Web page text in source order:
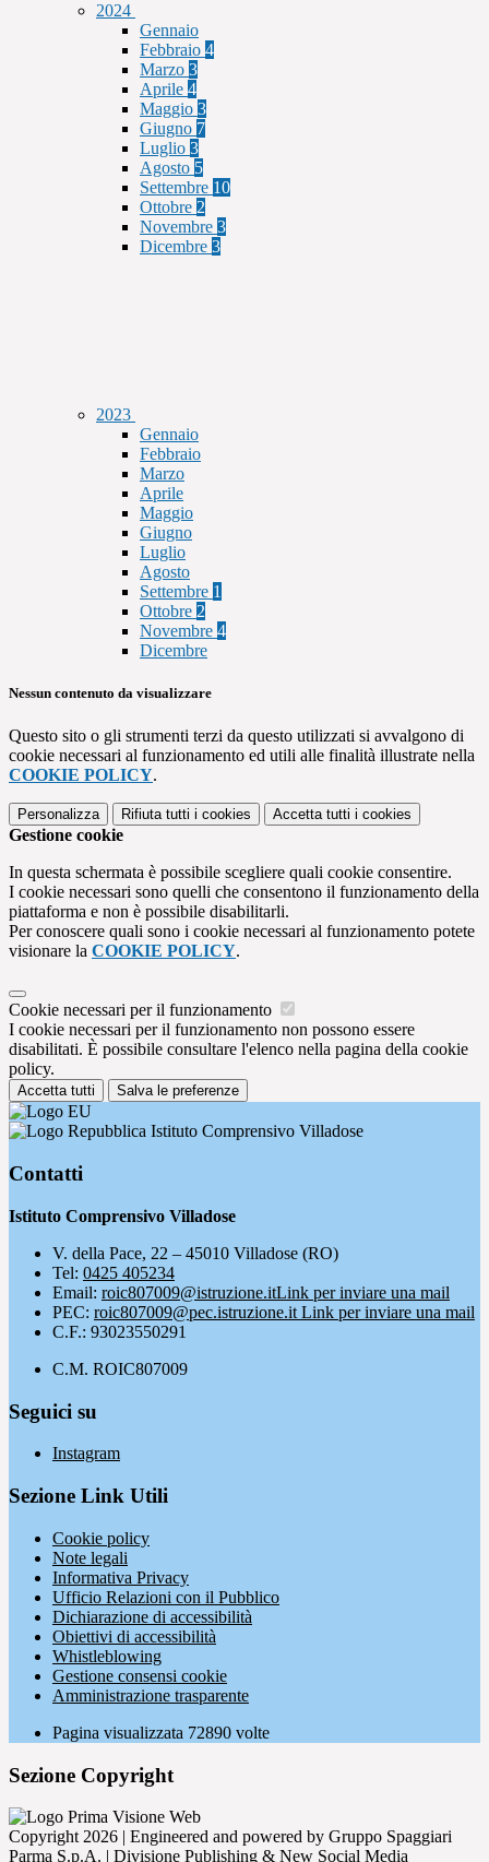
2024
Gennaio
Febbraio 4
Marzo 3
Aprile 4
Maggio 3
Giugno 7
Luglio 3
Agosto 5
Settembre 10
Ottobre 2
Novembre 3
Dicembre 3
2023
Gennaio
Febbraio
Marzo
Aprile
Maggio
Giugno
Luglio
Agosto
Settembre 1
Ottobre 2
Novembre 4
Dicembre
Nessun contenuto da visualizzare
Questo sito o gli strumenti terzi da questo utilizzati si avvalgono di
cookie necessari al funzionamento ed utili alle finalità illustrate nella
COOKIE POLICY.
Personalizza Rifiuta tutti i cookies Accetta tutti i cookies
Gestione cookie
In questa schermata è possibile scegliere quali cookie consentire.
I cookie necessari sono quelli che consentono il funzionamento della
piattaforma e non è possibile disabilitarli.
Per conoscere quali sono i cookie necessari al funzionamento potete
visionare la COOKIE POLICY.
Cookie necessari per il funzionamento
I cookie necessari per il funzionamento non possono essere
disabilitati. È possibile consultare l'elenco nella pagina della cookie
policy.
Accetta tutti Salva le preferenze
Istituto Comprensivo Villadose
Contatti
Istituto Comprensivo Villadose
V. della Pace, 22 – 45010 Villadose (RO)
Tel: 0425 405234
Email: roic807009@istruzione.itLink per inviare una mail
PEC: roic807009@pec.istruzione.it Link per inviare una mail
C.F.: 93023550291
C.M. ROIC807009
Seguici su
Instagram
Sezione Link Utili
Cookie policy
Note legali
Informativa Privacy
Ufficio Relazioni con il Pubblico
Dichiarazione di accessibilità
Obiettivi di accessibilità
Whistleblowing
Gestione consensi cookie
Amministrazione trasparente
Pagina visualizzata 72890 volte
Sezione Copyright
Copyright 2026 | Engineered and powered by Gruppo Spaggiari
Parma S.p.A. | Divisione Publishing & New Social Media